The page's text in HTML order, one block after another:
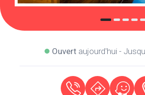
Ouvertaujourd'hui -